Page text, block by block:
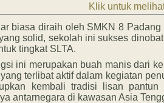
Klik untuk
biasa diraih oleh SMKN 8
solid, sekolah ini sukses
tingkat SLTA.
ini merupakan buah manis dari
terlibat aktif dalam kegiatan
kembali tradisi lisan
antarnegara di kawasan Asia